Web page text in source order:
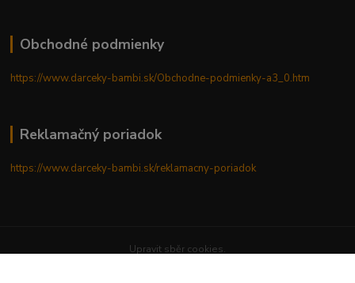
Obchodné podmienky
https://www.darceky-bambi.sk/Obchodne-podmienky-a3_0.htm
Reklamačný poriadok
https://www.darceky-bambi.sk/reklamacny-poriadok
Upravit sběr cookies.